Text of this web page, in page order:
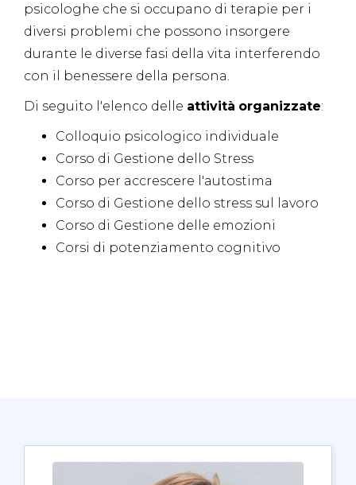
psicologhe che si occupano di terapie per i
diversi problemi che possono insorgere
durante le diverse fasi della vita interferendo
con il benessere della persona.
Di seguito l'elenco delle attività organizzate:
Colloquio psicologico individuale
Corso di Gestione dello Stress
Corso per accrescere l'autostima
Corso di Gestione dello stress sul lavoro
Corso di Gestione delle emozioni
Corsi di potenziamento cognitivo